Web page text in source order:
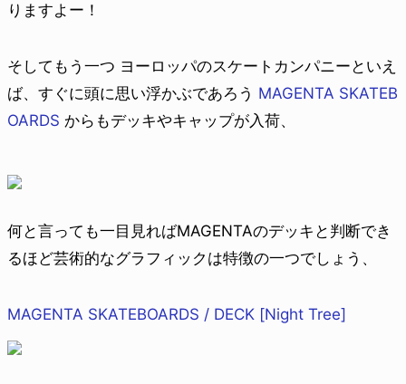
りますよー！
そしてもう一つ ヨーロッパのスケートカンパニーといえ
ば、すぐに頭に思い浮かぶであろう MAGENTA SKATEB
OARDS からもデッキやキャップが入荷、
何と言っても一目見ればMAGENTAのデッキと判断でき
るほど芸術的なグラフィックは特徴の一つでしょう、
MAGENTA SKATEBOARDS / DECK [Night Tree]